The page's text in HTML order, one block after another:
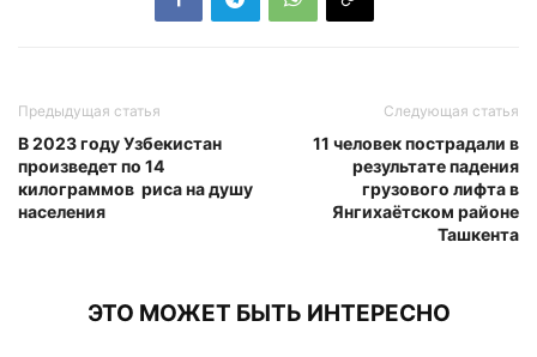
Предыдущая статья
В 2023 году Узбекистан
произведет по 14
килограммов риса на душу
населения
Следующая статья
11 человек пострадали в
результате падения
грузового лифта в
Янгихаётском районе
Ташкента
ЭТО МОЖЕТ БЫТЬ ИНТЕРЕСНО